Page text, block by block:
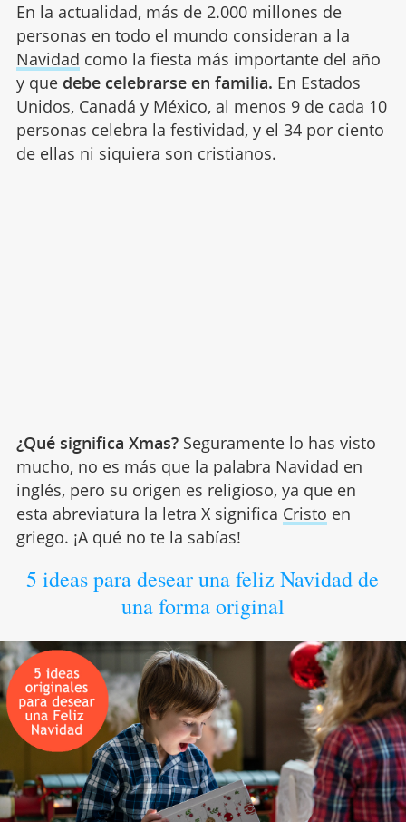
En la actualidad, más de 2.000 millones de
personas en todo el mundo consideran a la
Navidad como la fiesta más importante del año
y quedebe celebrarse en familia. En Estados
Unidos, Canadá y México, al menos 9 de cada 10
personas celebra la festividad, y el 34 por ciento
de ellas ni siquiera son cristianos.
¿Qué significa Xmas?Seguramente lo has visto
mucho, no es más que la palabra Navidad en
inglés, pero su origen es religioso, ya que en
esta abreviatura la letra X significa Cristo en
griego. ¡A qué no te la sabías!
5 ideas para desear una feliz Navidad de
una forma original